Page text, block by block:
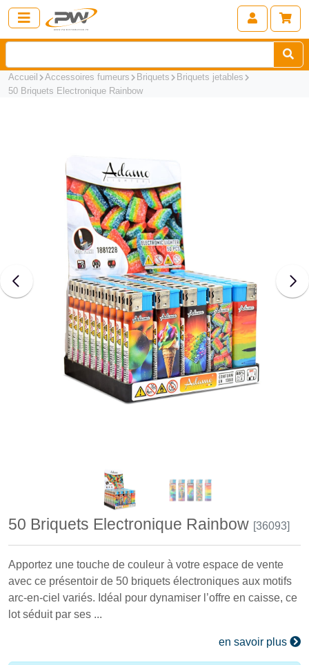
Accueil Accessoires fumeurs Briquets
Briquets jetables
50 Briquets Electronique Rainbow
50 Briquets Electronique Rainbow [36093]
Apportez une touche de couleur à votre espace de vente
avec ce présentoir de 50 briquets électroniques aux motifs
arc-en-ciel variés. Idéal pour dynamiser l’offre en caisse, ce
lot séduit par ses ...
en savoir plus